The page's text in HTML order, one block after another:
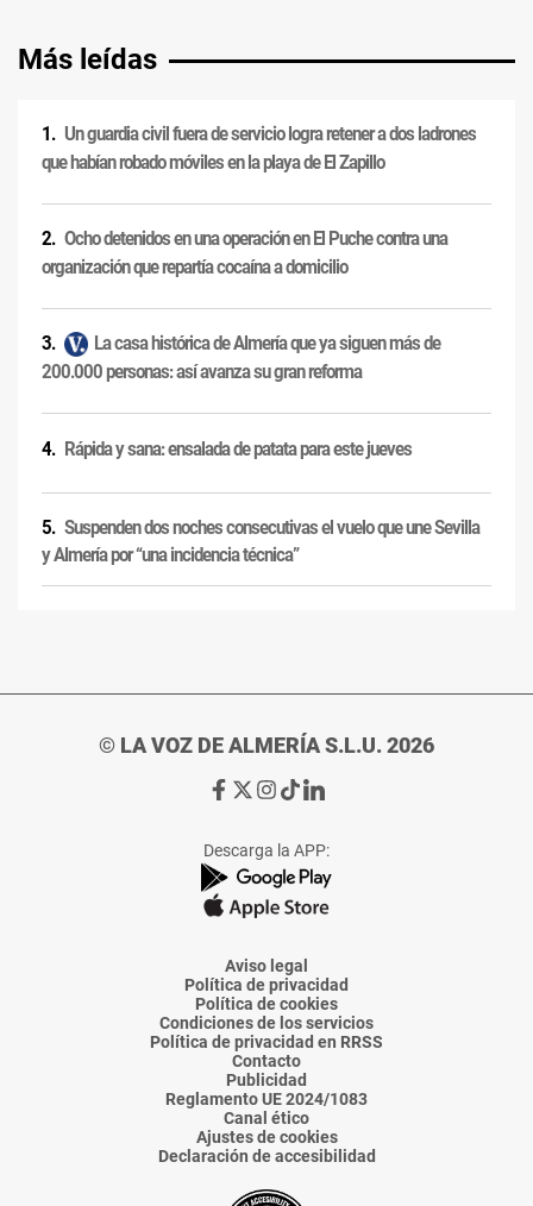
Más leídas
Un guardia civil fuera de servicio logra retener a dos ladrones
que habían robado móviles en la playa de El Zapillo
Ocho detenidos en una operación en El Puche contra una
organización que repartía cocaína a domicilio
La casa histórica de Almería que ya siguen más de
200.000 personas: así avanza su gran reforma
Rápida y sana: ensalada de patata para este jueves
Suspenden dos noches consecutivas el vuelo que une Sevilla
y Almería por “una incidencia técnica”
© LA VOZ DE ALMERÍA S.L.U. 2026
Ir
de
La
Voz
Almería
Ir
de
La
Voz
Almería
Ir
de
La
Voz
Almería
Ir
de
La
Voz
Almería
Ir
de
La
Voz
Descarga la APP:
Aviso legal
Política de privacidad
Política de cookies
Condiciones de los servicios
Política de privacidad en RRSS
Contacto
Publicidad
Reglamento UE 2024/1083
Canal ético
Ajustes de cookies
Declaración de accesibilidad